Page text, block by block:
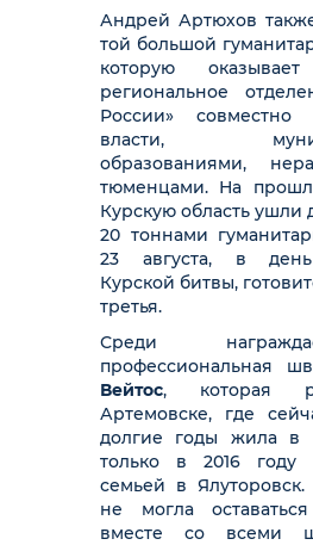
Андрей Артюхов
той большой
которую
региональное
России»
власти,
образованиями,
тюменцами. На
Курскую область
20 тоннами
23 августа, в
Курской битвы,
третья.
Среди
профессиональная
Вейтос, которая
Артемовске, где
долгие годы жила в
только в 2016 году
семьей в
не могла
вместе со всеми